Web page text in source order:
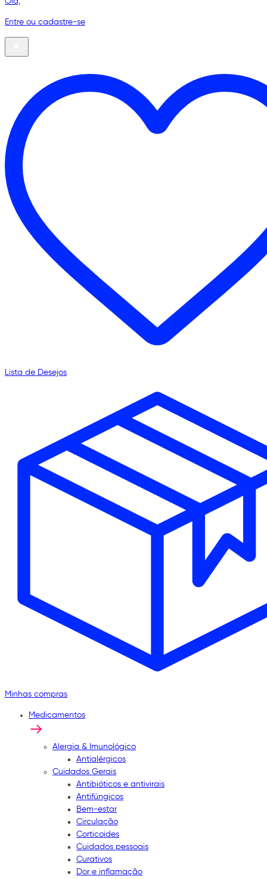
Entre ou cadastre-se
Lista de Desejos
Minhas compras
Medicamentos
Alergia & Imunológico
Antialérgicos
Cuidados Gerais
Antibióticos e antivirais
Antifúngicos
Bem-estar
Circulação
Corticoides
Cuidados pessoais
Curativos
Dor e inflamação